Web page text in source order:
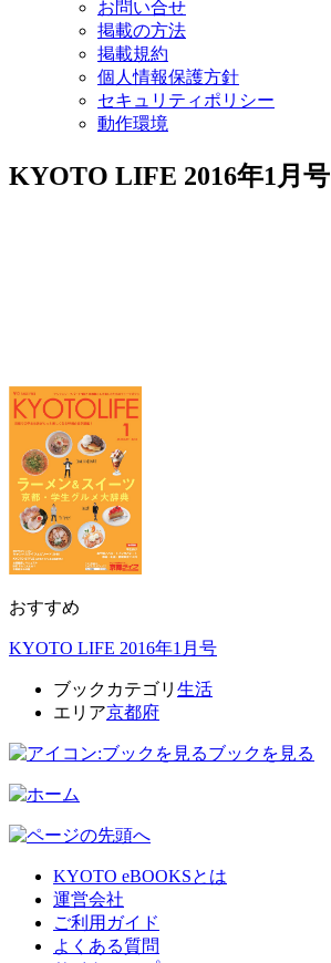
お問い合せ
掲載の方法
掲載規約
個人情報保護方針
セキュリティポリシー
動作環境
KYOTO LIFE 2016年1月号
おすすめ
KYOTO LIFE 2016年1月号
ブックカテゴリ 生活
エリア京都府
ブックを見る
KYOTO eBOOKSとは
運営会社
ご利用ガイド
よくある質問